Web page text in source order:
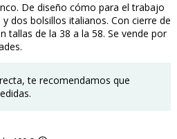
De diseño cómo para el trabajo
dos bolsillos italianos. Con cierre de
tallas de la 38 a la 58. Se vende por
te recomendamos que